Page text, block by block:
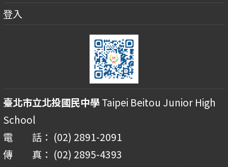
登入
臺北市立北投國民中學Taipei Beitou Junior High
School
電 話： (02) 2891-2091
傳 真： (02) 2895-4393